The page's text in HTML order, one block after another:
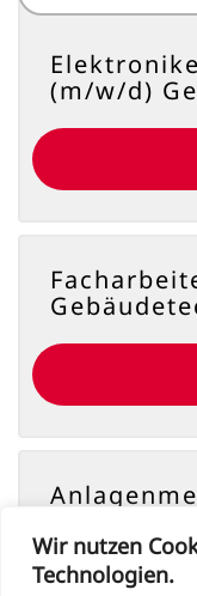
Wir nutzen
Technologien.
for
jobs
(m/w/d)